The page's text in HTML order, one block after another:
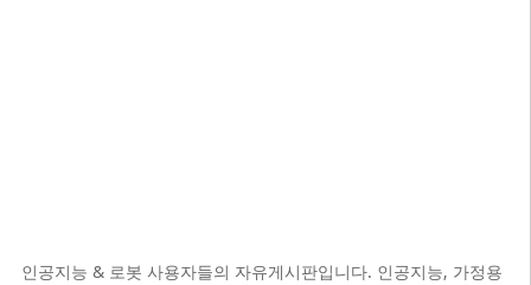
인공지능 & 로봇 사용자들의 자유게시판입니다. 인공지능, 가정용